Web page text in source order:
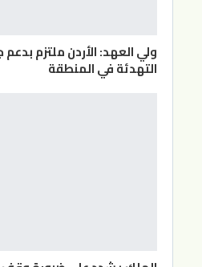
ولي العهد: الأردن ملتزم
التهدئة في المنطقة